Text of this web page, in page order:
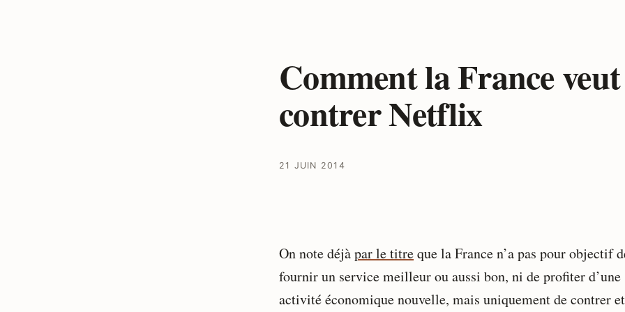
Comment la France veut
contrer Netflix
21 JUIN 2014
On note déjàpar le titreque la France n’a pas pour objectif
fournir un service meilleur ou aussi bon, ni de profiter d’une
activité économique nouvelle, mais uniquement de contrer et